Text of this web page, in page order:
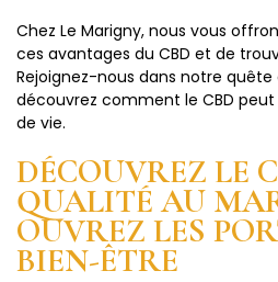
Chez Le Marigny, nous vous
ces avantages du CBD et de
Rejoignez-nous dans notre
découvrez comment le CBD
de vie.
DÉCOUVREZ LE
QUALITÉ AU
OUVREZ LES
BIEN-ÊTRE